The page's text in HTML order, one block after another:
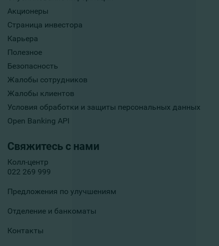
Акционеры
Страница инвестора
Карьера
Полезное
Безопасность
Жалобы сотрудников
Жалобы клиентов
Условия обработки и защиты персональных данных
Open Banking API
Свяжитесь с нами
Колл-центр
022 269 999
Предложения по улучшениям
Отделение и банкоматы
Контакты